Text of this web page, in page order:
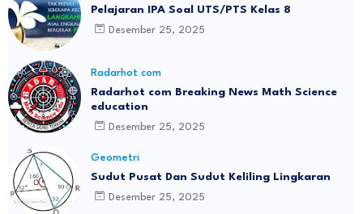
Pelajaran IPA Soal UTS/PTS Kelas 8
Desember 25, 2025
Radarhot com
Radarhot com Breaking News Math Science
education
Desember 25, 2025
Geometri
Sudut Pusat Dan Sudut Keliling Lingkaran
Desember 25, 2025